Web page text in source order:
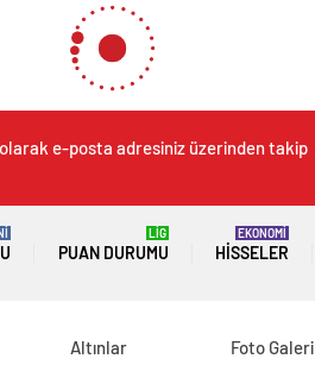
e-posta adresiniz üzerinden takip
PUAN DURUMU
LİG
HISSELER
EKONOMİ
Altınlar Foto Galeri